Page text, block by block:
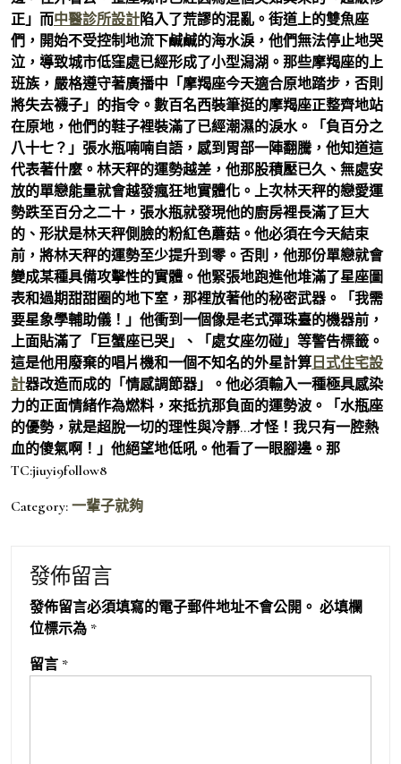
正」而中醫診所設計陷入了荒謬的混亂。街道上的雙魚座
們，開始不受控制地流下鹹鹹的海水淚，他們無法停止地哭
泣，導致城市低窪處已經形成了小型潟湖。那些摩羯座的上
班族，嚴格遵守著廣播中「摩羯座今天適合原地踏步，否則
將失去襪子」的指令。數百名西裝筆挺的摩羯座正整齊地站
在原地，他們的鞋子裡裝滿了已經潮濕的淚水。「負百分之
八十七？」張水瓶喃喃自語，感到胃部一陣翻騰，他知道這
代表著什麼。林天秤的運勢越差，他那股積壓已久、無處安
放的單戀能量就會越發瘋狂地實體化。上次林天秤的戀愛運
勢跌至百分之二十，張水瓶就發現他的廚房裡長滿了巨大
的、形狀是林天秤側臉的粉紅色蘑菇。他必須在今天結束
前，將林天秤的運勢至少提升到零。否則，他那份單戀就會
變成某種具備攻擊性的實體。他緊張地跑進他堆滿了星座圖
表和過期甜甜圈的地下室，那裡放著他的秘密武器。「我需
要星象學輔助儀！」他衝到一個像是老式彈珠臺的機器前，
上面貼滿了「巨蟹座已哭」、「處女座勿碰」等警告標籤。
這是他用廢棄的唱片機和一個不知名的外星計算 日式住宅設
計器改造而成的「情感調節器」。他必須輸入一種極具感染
力的正面情緒作為燃料，來抵抗那負面的運勢波。「水瓶座
的優勢，就是超脫一切的理性與冷靜…才怪！我只有一腔熱
血的傻氣啊！」他絕望地低吼。他看了一眼腳邊。那
TC:jiuyi9follow8
Category: 一輩子就夠
發佈留言
發佈留言必須填寫的電子郵件地址不會公開。 必填欄
位標示為 *
留言 *